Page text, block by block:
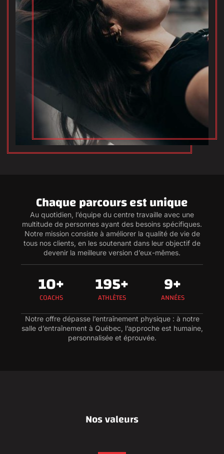
Chaque parcours est unique
Au quotidien, l’équipe du centre travaille avec une
multitude de personnes ayant des besoins spécifiques.
Notre mission consiste à améliorer la qualité de vie de
tous nos clients, en les soutenant dans leur objectif de
devenir la meilleure version d’eux-mêmes.
COACHS
14+ ATHLÈTES
250+ ANNÉES
12+
Notre offre dépasse l’entraînement physique : à notre
salle d’entraînement à Québec, l’approche est humaine,
personnalisée et éprouvée.
Nos valeurs